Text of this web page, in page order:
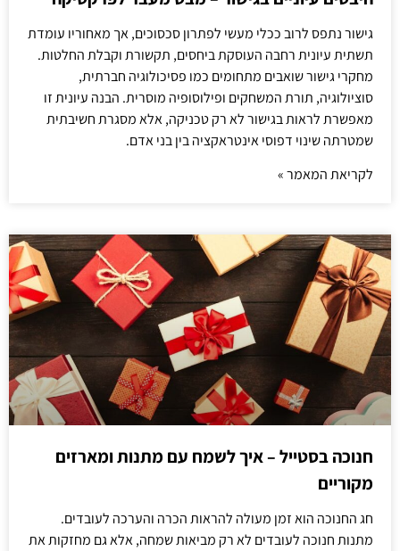
גישור נתפס לרוב ככלי מעשי לפתרון סכסוכים, אך מאחוריו עומדת
תשתית עיונית רחבה העוסקת ביחסים, תקשורת וקבלת החלטות.
מחקרי גישור שואבים מתחומים כמו פסיכולוגיה חברתית,
סוציולוגיה, תורת המשחקים ופילוסופיה מוסרית. הבנה עיונית זו
מאפשרת לראות בגישור לא רק טכניקה, אלא מסגרת חשיבתית
שמטרתה שינוי דפוסי אינטראקציה בין בני אדם.
לקריאת המאמר »
חנוכה בסטייל – איך לשמח עם מתנות ומארזים
מקוריים
חג החנוכה הוא זמן מעולה להראות הכרה והערכה לעובדים.
מתנות חנוכה לעובדים לא רק מביאות שמחה, אלא גם מחזקות את